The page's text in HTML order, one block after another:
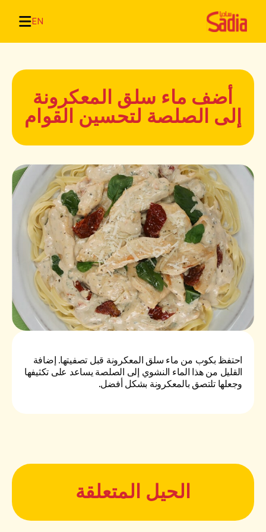
EN
أضف ماء سلق المعكرونة
إلى الصلصة لتحسين القوام
احتفظ بكوب من ماء سلق المعكرونة قبل تصفيتها. إضافة
القليل من هذا الماء النشوي إلى الصلصة يساعد على تكثيفها
وجعلها تلتصق بالمعكرونة بشكل أفضل.
الحيل المتعلقة